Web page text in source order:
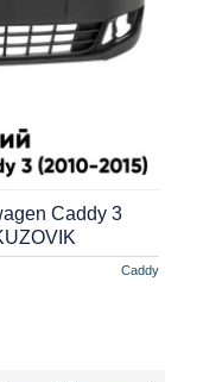
Caddy
Caddy 3